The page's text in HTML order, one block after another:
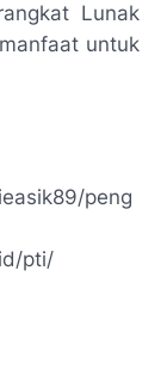
Lunak
untuk
peng
pti/